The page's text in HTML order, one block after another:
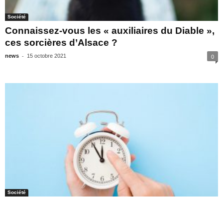
Société
Connaissez-vous les « auxiliaires du Diable »,
ces sorcières d’Alsace ?
news - 15 octobre 2021 0
Société